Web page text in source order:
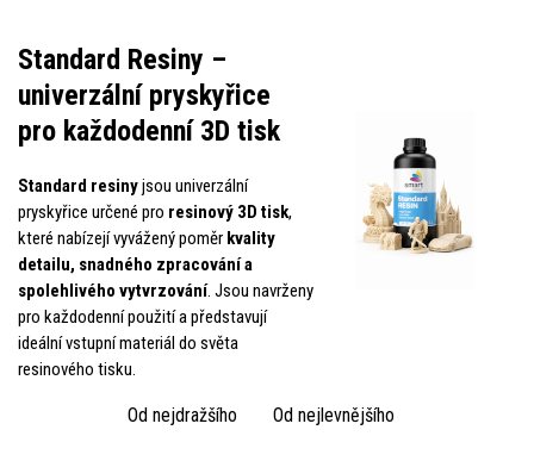
Standard Resiny –
univerzální pryskyřice
pro každodenní 3D tisk
Standard resinyjsou univerzální
pryskyřice určené pro resinový 3D tisk,
které nabízejí vyvážený poměr kvality
detailu, snadného zpracování a
spolehlivého vytvrzování. Jsou navrženy
pro každodenní použití a představují
ideální vstupní materiál do světa
resinového tisku.
Od nejdražšího Od nejlevnějšího